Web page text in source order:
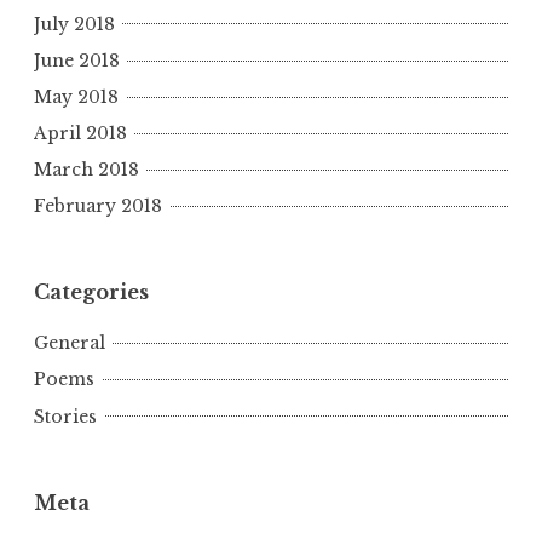
July 2018
June 2018
May 2018
April 2018
March 2018
February 2018
Categories
General
Poems
Stories
Meta